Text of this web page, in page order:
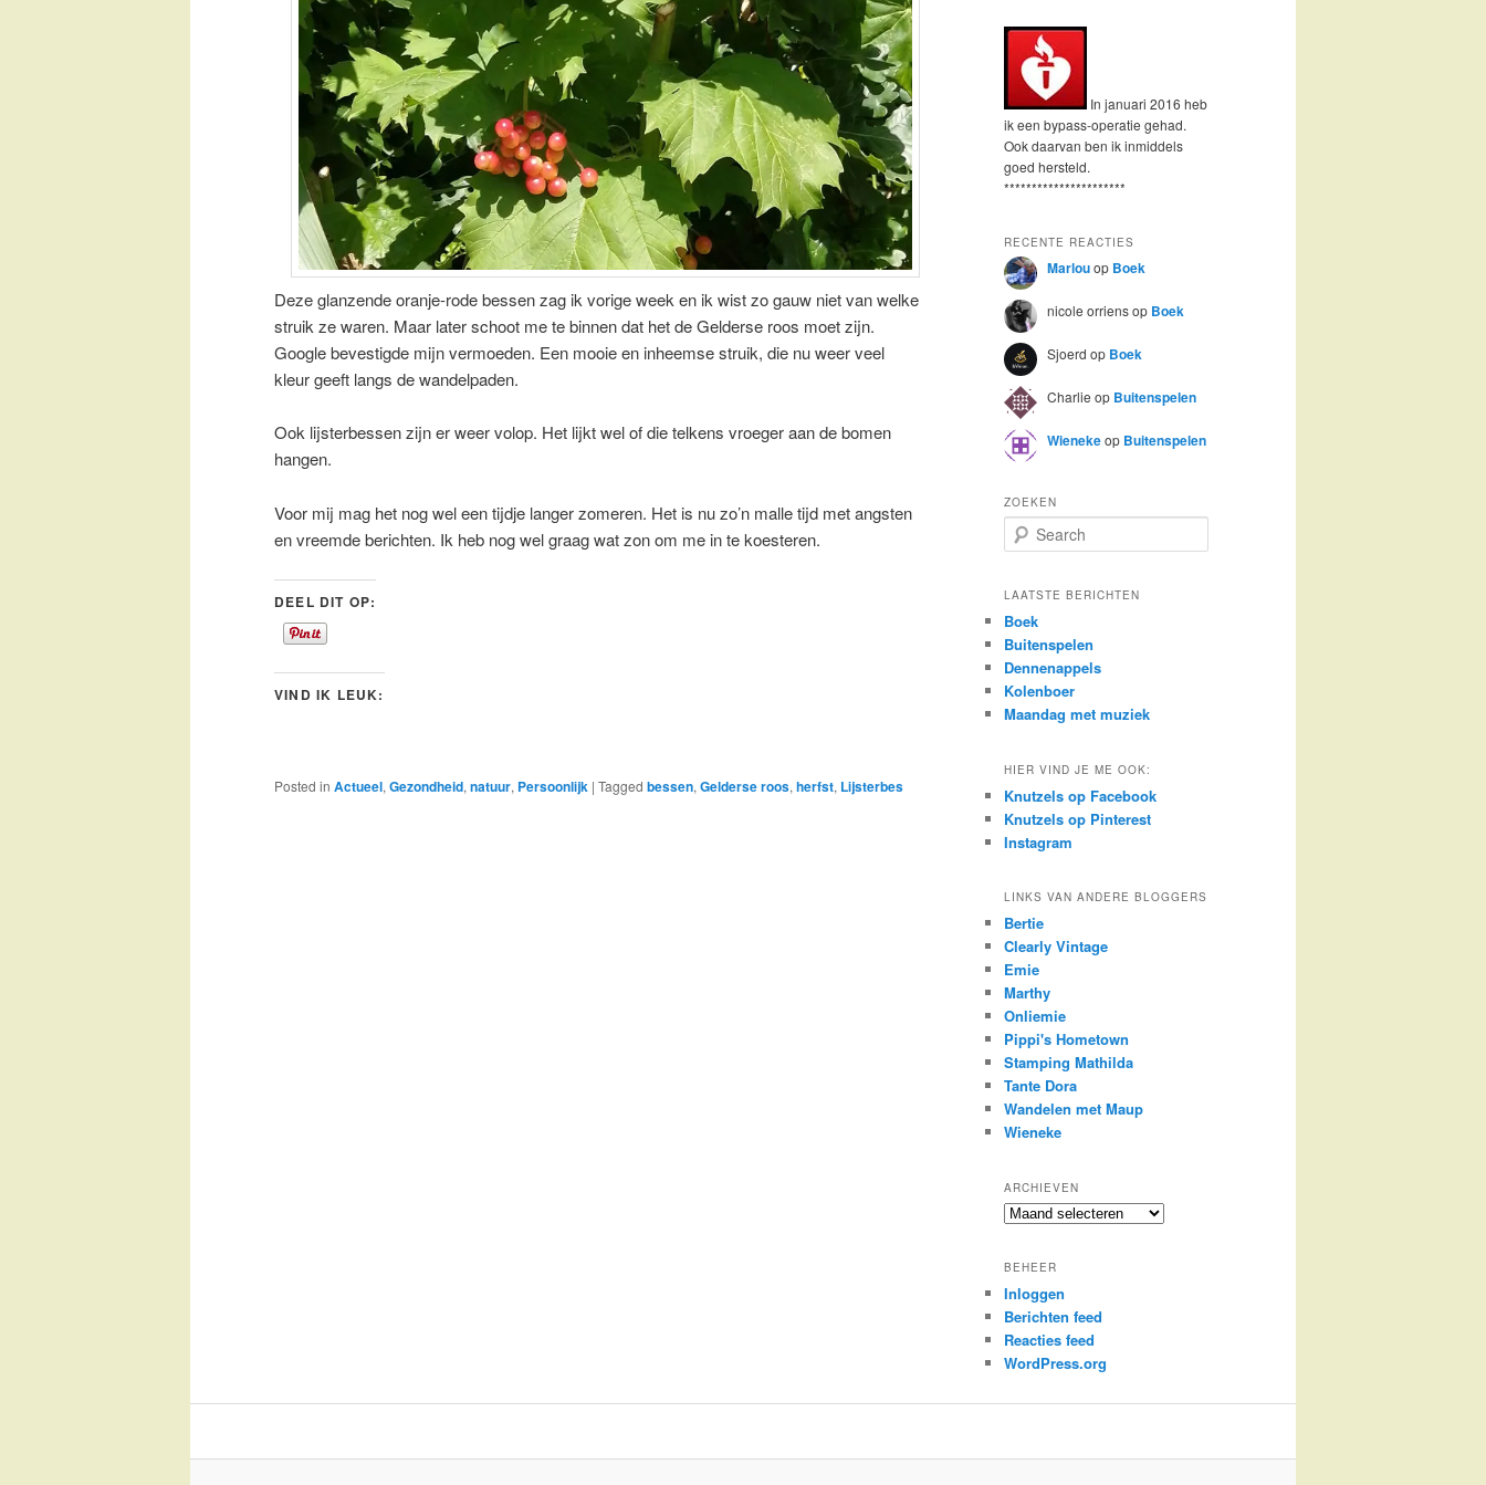
Deze glanzende oranje-rode bessen zag ik vorige week en ik wist zo gauw niet van welke
struik ze waren. Maar later schoot me te binnen dat het de Gelderse roos moet zijn.
Google bevestigde mijn vermoeden. Een mooie en inheemse struik, die nu weer veel
kleur geeft langs de wandelpaden.
Ook lijsterbessen zijn er weer volop. Het lijkt wel of die telkens vroeger aan de bomen
hangen.
Voor mij mag het nog wel een tijdje langer zomeren. Het is nu zo’n malle tijd met angsten
en vreemde berichten. Ik heb nog wel graag wat zon om me in te koesteren.
DEEL DIT OP:
VIND IK LEUK:
Posted in Actueel, Gezondheid, natuur, Persoonlijk | Tagged bessen, Gelderse roos, herfst, Lijsterbes
In januari 2016 heb
ik een bypass-operatie gehad.
Ook daarvan ben ik inmiddels
goed hersteld.
**********************
RECENTE REACTIES
Marlouop Boek
nicole orriensop Boek
Sjoerd op Boek
Charlie op Buitenspelen
Wienekeop Buitenspelen
ZOEKEN
e
r
h
LAATSTE BERICHTEN
Boek
Buitenspelen
Dennenappels
Kolenboer
Maandag met muziek
HIER VIND JE ME OOK:
Knutzels op Facebook
Knutzels op Pinterest
Instagram
LINKS VAN ANDERE BLOGGERS
Bertie
Clearly Vintage
Emie
Marthy
Onliemie
Pippi's Hometown
Stamping Mathilda
Tante Dora
Wandelen met Maup
Wieneke
ARCHIEVEN
Archieven
BEHEER
Inloggen
Berichten feed
Reacties feed
WordPress.org